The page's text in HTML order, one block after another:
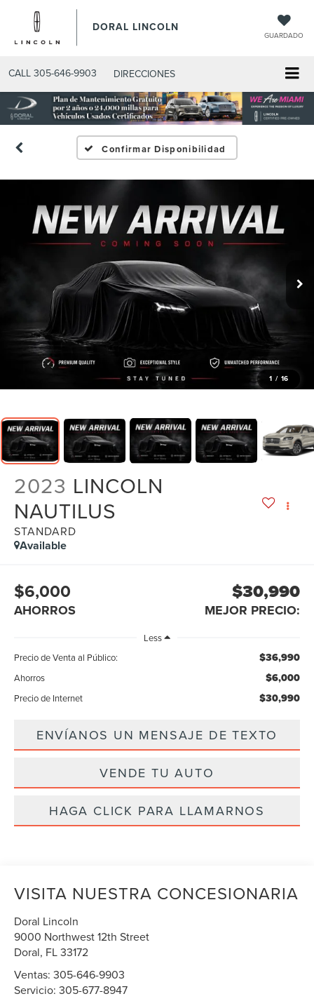
DORAL LINCOLN
GUARDADO
CALL 305-646-9903 DIRECCIONES
Confirmar Disponibilidad
1 / 16
2023 LINCOLN
NAUTILUS
STANDARD
Available
$6,000
AHORROS
$30,990
MEJOR PRECIO:
Less
Precio de Venta al Público:
$36,990
Ahorros $6,000
Precio de Internet $30,990
ENVÍANOS UN MENSAJE DE TEXTO
VENDE TU AUTO
HAGA CLICK PARA LLAMARNOS
VISITA NUESTRA CONCESIONARIA
Doral Lincoln
9000 Northwest 12th Street
Doral, FL33172
Ventas:305-646-9903
Servicio:305-677-8947